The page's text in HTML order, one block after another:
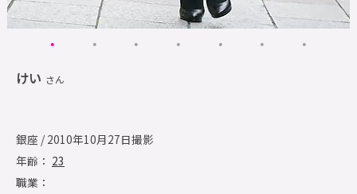
けい さん
銀座 / 2010年10月27日撮影
年齢： 23
職業：